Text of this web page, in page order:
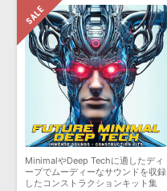
MinimalやDeep Techに適したディ
ープでムーディーなサウンドを収録
したコンストラクションキット集